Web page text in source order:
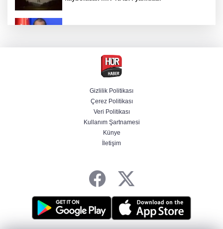
Firari olarak aranıyordu! Menderes Belediye
Başkan Yardımcısı yakalandı
Cumhurbaşkanı Erdoğan'dan Terörsüz
Türkiye vurgusu
Serdal Adalı'dan Salah açıklaması!
Gizlilik Politikası
Çerez Politikası
Veri Politikası
Kullanım Şartnamesi
Künye
İletişim